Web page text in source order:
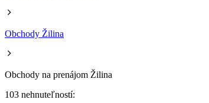
Obchody Žilina
Obchody na prenájom Žilina
103 nehnuteľností: